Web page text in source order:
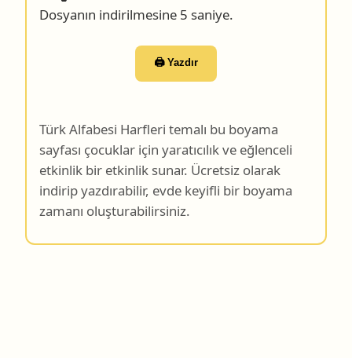
etkinlik bir etkinlik sunar. Ücretsiz olarak
indirip yazdırabilir, evde keyifli bir boyama
zamanı oluşturabilirsiniz.